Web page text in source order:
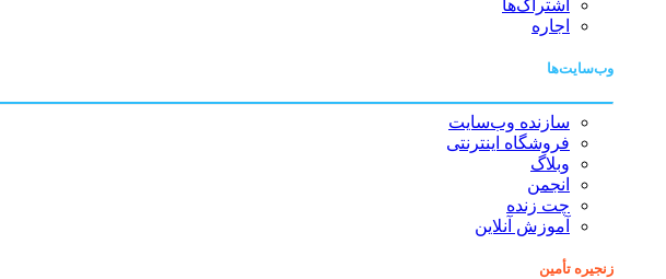
اشتراک‌ها
اجاره
وب‌سایت‌ها
سازنده وب‌سایت
فروشگاه اینترنتی
وبلاگ
انجمن
چت زنده
آموزش آنلاین
زنجیره تأمین